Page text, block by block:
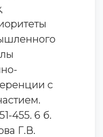
с
455. 6 б.
Г.В.